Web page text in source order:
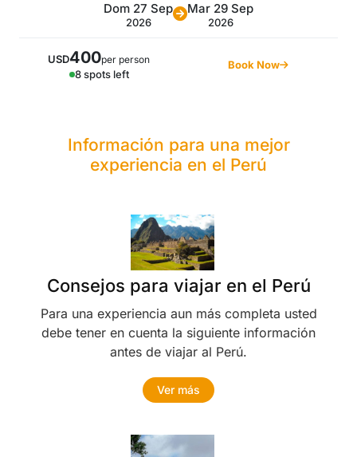
Dom 27 Sep
2026
Mar 29 Sep
2026
USD400per person
8 spots left
Book Now
Información para una mejor
experiencia en el Perú
Consejos para viajar en el Perú
Para una experiencia aun más completa usted
debe tener en cuenta la siguiente información
antes de viajar al Perú.
Ver más